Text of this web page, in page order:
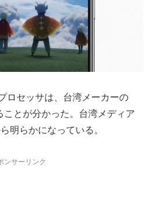
ロセッサは、台湾メーカーの
とが分かった。台湾メディア
明らかになっている。
ンサーリンク